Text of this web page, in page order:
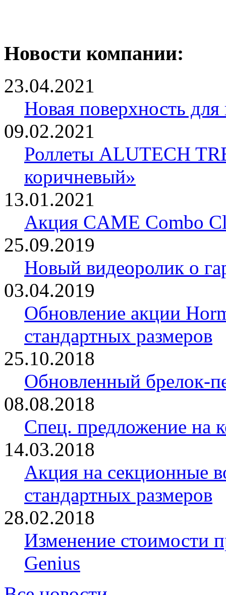
Новости компании:
23.04.2021
Новая поверхность
09.02.2021
Роллеты ALUTECH
коричневый»
13.01.2021
Акция CAME Combo
25.09.2019
Новый видеоролик о
03.04.2019
Обновление акции
стандартных размеров
25.10.2018
Обновленный брелок-
08.08.2018
Спец. предложение на
14.03.2018
Акция на секционные
стандартных размеров
28.02.2018
Изменение стоимости
Genius